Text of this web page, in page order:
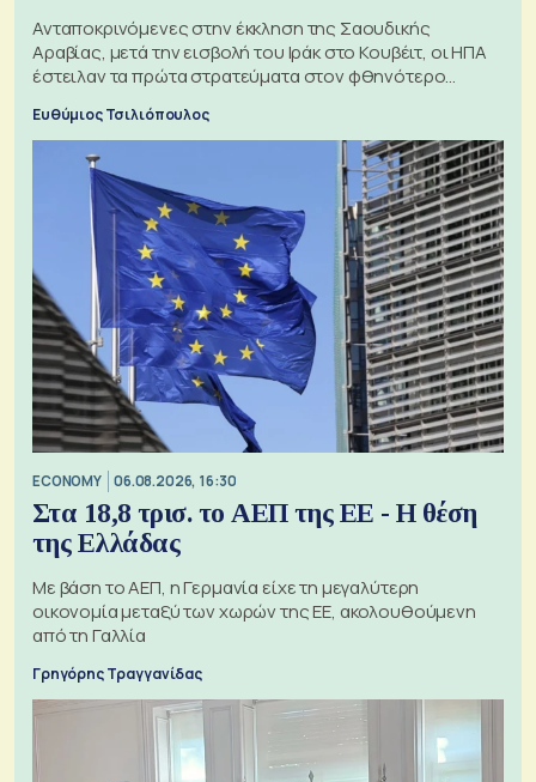
Ανταποκρινόμενες στην έκκληση της Σαουδικής
Αραβίας, μετά την εισβολή του Ιράκ στο Κουβέιτ, οι ΗΠΑ
έστειλαν τα πρώτα στρατεύματα στον φθηνότερο
Ευθύμιος Τσιλιόπουλος
ECONOMY 06.08.2026, 16:30
Στα 18,8 τρισ. το ΑΕΠ της ΕΕ - Η θέση
της Ελλάδας
Με βάση το ΑΕΠ, η Γερμανία είχε τη μεγαλύτερη
οικονομία μεταξύ των χωρών της ΕΕ, ακολουθούμενη
από τη Γαλλία
Γρηγόρης Τραγγανίδας